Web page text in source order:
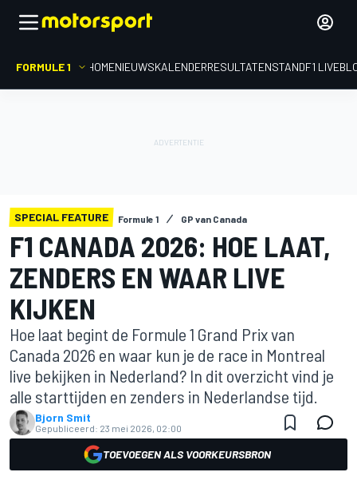
FORMULE 1 HOMENIEUWSKALENDERRESULTATENSTANDF1
SPECIAL FEATURE Formule 1 GP van Canada
F1 CANADA 2026: HOE LAAT,
ZENDERS EN WAAR LIVE
KIJKEN
Hoe laat begint de Formule 1 Grand Prix van
Canada 2026 en waar kun je de race in Montreal
live bekijken in Nederland? In dit overzicht vind je
alle starttijden en zenders in Nederlandse tijd.
Bjorn Smit
Gepubliceerd: 23 mei 2026, 02:00
TOEVOEGEN ALS VOORKEURSBRON